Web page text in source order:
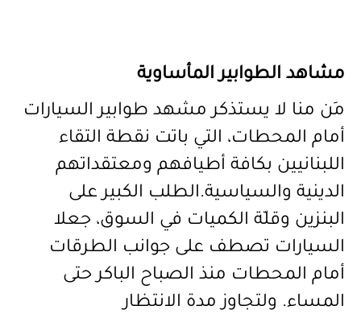
مشاهد الطوابير المأساوية
مَن منا لا يستذكر مشهد طوابير السيارات
أمام المحطات، التي باتت نقطة التقاء
اللبنانيين بكافة أطيافهم ومعتقداتهم
الدينية والسياسية.الطلب الكبير على
البنزين وقلّة الكميات في السوق، جعلا
السيارات تصطف على جوانب الطرقات
أمام المحطات منذ الصباح الباكر حتى
المساء. ولتجاوز مدة الانتظار